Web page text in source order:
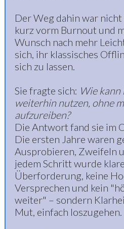
Der Weg dahin war
kurz vorm Burnout und
Wunsch nach mehr
sich, ihr klassisches
sich zu lassen.
Sie fragte sich: Wie kann
weiterhin nutzen, ohne
aufzureiben?
Die Antwort fand sie im
Die ersten Jahre waren
Ausprobieren, Zweifeln
jedem Schritt wurde
Überforderung, keine
Versprechen und kein
weiter" – sondern
Mut, einfach loszugehen.